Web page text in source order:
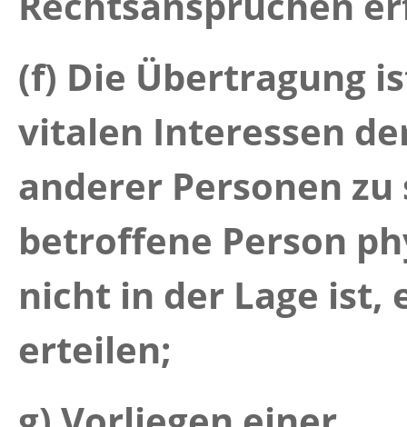
(f) Die Übertragung
vitalen Interessen
anderer Personen
betroffene Person
nicht in der Lage ist,
erteilen;